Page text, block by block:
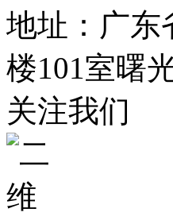
地址：广东
楼101室曙
关注我们